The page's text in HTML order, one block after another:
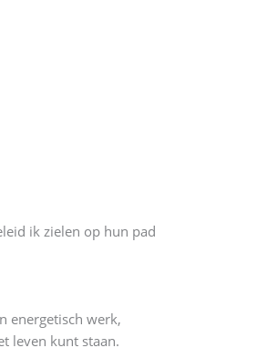
ik zielen op hun pad
energetisch werk,
leven kunt staan.